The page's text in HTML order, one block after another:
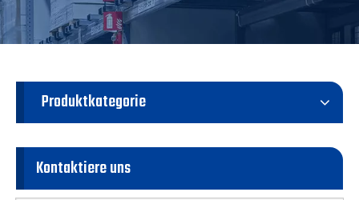
Produktkategorie
Kontaktiere uns